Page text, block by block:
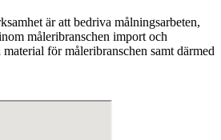
är att bedriva målningsarbeten,
måleribranschen import och
för måleribranschen samt därmed